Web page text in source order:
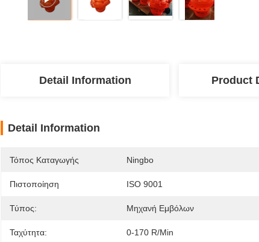
Detail Information Product
Detail Information
Τόπος Καταγωγής Ningbo
Πιστοποίηση ISO 9001
Τύπος: Μηχανή Εμβόλων
Ταχύτητα: 0-170 R/min